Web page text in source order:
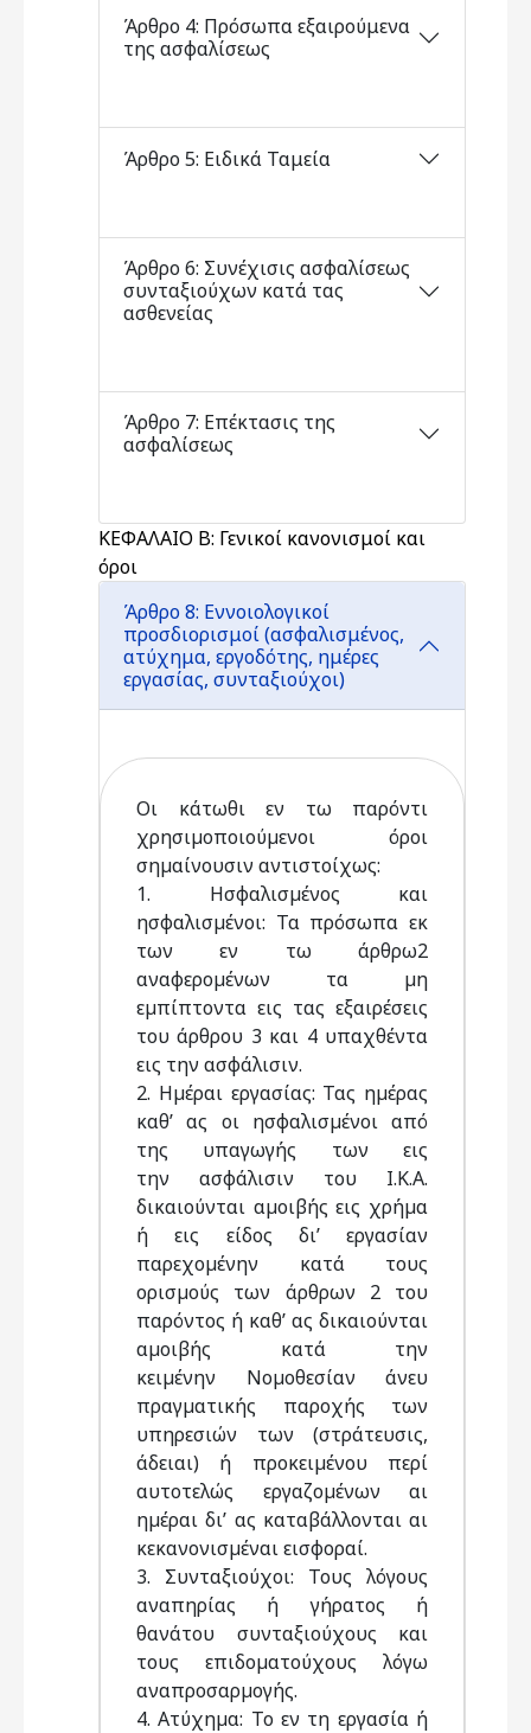
Άρθρο 4: Πρόσωπα εξαιρούμενα
της ασφαλίσεως
Άρθρο 5: Ειδικά Ταμεία
Άρθρο 6: Συνέχισις ασφαλίσεως
συνταξιούχων κατά τας
ασθενείας
Άρθρο 7: Επέκτασις της
ασφαλίσεως
ΚΕΦΑΛΑΙΟ Β: Γενικοί κανονισμοί και
όροι
Άρθρο 8: Εννοιολογικοί
προσδιορισμοί (ασφαλισμένος,
ατύχημα, εργοδότης, ημέρες
εργασίας, συνταξιούχοι)
Οι κάτωθι εν τω παρόντι
χρησιµοποιούµενοι όροι
σηµαίνουσιν αντιστοίχως:
1. Ησφαλισµένος και
ησφαλισµένοι: Τα πρόσωπα εκ
των εν τω άρθρω2
αναφεροµένων τα µη
εµπίπτοντα εις τας εξαιρέσεις
του άρθρου 3 και 4 υπαχθέντα
εις την ασφάλισιν.
2. Ηµέραι εργασίας: Τας ηµέρας
καθ’ ας οι ησφαλισµένοι από
της υπαγωγής των εις
την ασφάλισιν του Ι.Κ.Α.
δικαιούνται αµοιβής εις χρήµα
ή εις είδος δι’ εργασίαν
παρεχοµένην κατά τους
ορισµούς των άρθρων 2 του
παρόντος ή καθ’ ας δικαιούνται
αµοιβής κατά την
κειµένην Νοµοθεσίαν άνευ
πραγµατικής παροχής των
υπηρεσιών των (στράτευσις,
άδειαι) ή προκειµένου περί
αυτοτελώς εργαζοµένων αι
ηµέραι δι’ ας καταβάλλονται αι
κεκανονισµέναι εισφοραί.
3. Συνταξιούχοι: Τους λόγους
αναπηρίας ή γήρατος ή
θανάτου συνταξιούχους και
τους επιδοµατούχους λόγω
αναπροσαρµογής.
4. Ατύχηµα: Το εν τη εργασία ή